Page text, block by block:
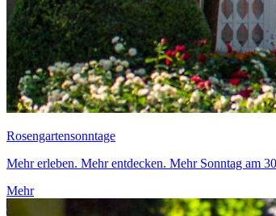
Rosengartensonntage
Mehr erleben. Mehr entdecken. Mehr Sonntag am
Mehr